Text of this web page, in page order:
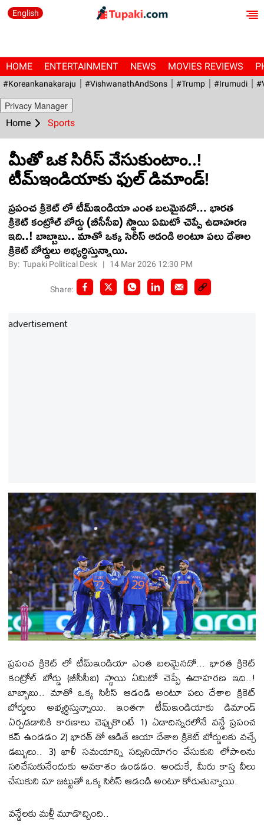
English
HOME ENTERTAINMENT NEWS MOVIES REVIEWS
#Koreankanakaraju #VishwanathAndSons #Trump #irumudi
Privacy Manager
Home Sports
మీతో ఒక సిరీస్ వేసుకుంటాం..!
టీమ్ఇండియాకు ఫుల్ డిమాండ్!
ప్ర‌పంచ క్రికెట్ లో టీమ్ఇండియా ఎంత బ‌ల‌మైన‌దో... భార‌త
క్రికెట్ కంట్రోల్ బోర్డు (బీసీసీఐ) స్థాయి ఏమిటో చెప్పే ఉదాహ‌ర‌ణ
ఇది..! బాబ్బాబు.. మాతో ఒక్క సిరీస్ ఆడండి అంటూ ప‌లు దేశాల
క్రికెట్ బోర్డులు అభ్య‌ర్ధిస్తున్నాయి.
By:Tupaki Political Desk | 14 Mar 2026 12:30 PM
Share:
advertisement
ప్ర‌పంచ క్రికెట్ లో టీమ్ఇండియా ఎంత బ‌ల‌మైన‌దో... భార‌త క్రికెట్
కంట్రోల్ బోర్డు (బీసీసీఐ) స్థాయి ఏమిటో చెప్పే ఉదాహ‌ర‌ణ ఇది..!
బాబ్బాబు.. మాతో ఒక్క సిరీస్ ఆడండి అంటూ ప‌లు దేశాల క్రికెట్
బోర్డులు అభ్య‌ర్ధిస్తున్నాయి. ఇంత‌గా టీమ్ఇండియాకు డిమాండ్
ఏర్ప‌డ‌డానికి కార‌ణాలు చెప్పుకొంటే 1) ఏడాదిన్న‌ర‌లోనే వ‌న్డే ప్ర‌పంచ
క‌ప్ ఉండ‌డం 2) భార‌త్ తో ఆడితే ఆయా దేశాల క్రికెట్ బోర్డుల‌కు వ‌చ్చే
డ‌బ్బులు.. 3) ఖాళీ స‌మ‌యాన్ని స‌ద్వినియోగం చేసుకుని లోపాల‌ను
స‌రిచేసుకునేందుకు అవ‌కాశం ఉండ‌డం. అందుకే, మీరు కాస్త వీలు
చేసుకుని మా జ‌ట్టుతో ఒక్క సిరీస్ ఆడండి అంటూ కోరుతున్నాయి.
వ‌న్డేల‌కు మ‌ళ్లీ మూడొచ్చింది..